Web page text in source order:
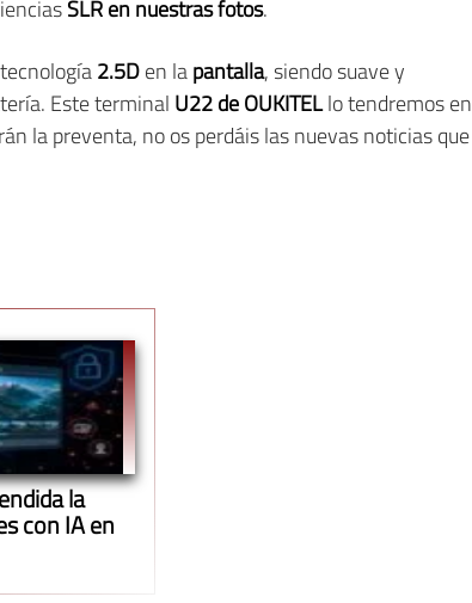
SLR en nuestras fotos.
2.5Den lapantalla, siendo suave y
Este terminal U22 de OUKITELlo tendremos en
la preventa, no os perdáis las nuevas noticias que
la
con IA en